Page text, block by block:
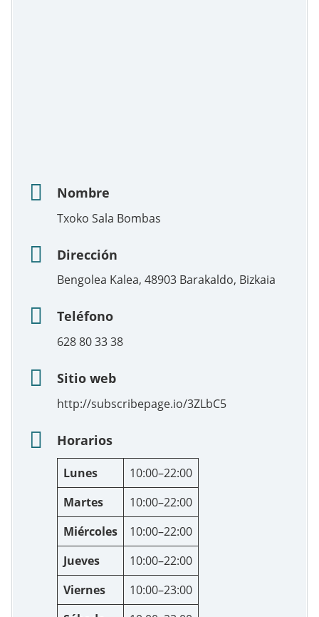
Nombre
Txoko Sala Bombas
Dirección
Bengolea Kalea, 48903 Barakaldo, Bizkaia
Teléfono
628 80 33 38
Sitio web
http://subscribepage.io/3ZLbC5
Horarios
Lunes
10:00–22:00
Martes
10:00–22:00
Miércoles
10:00–22:00
Jueves
10:00–22:00
Viernes
10:00–23:00